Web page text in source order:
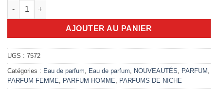
quantité de Nejma 1 oud line 100ml EDP
AJOUTER AU PANIER
UGS : 7572
Catégories : Eau de parfum Eau de parfum NOUVEAUTÉS PARFUM
PARFUM FEMME
PARFUM HOMME PARFUMS DE NICHE